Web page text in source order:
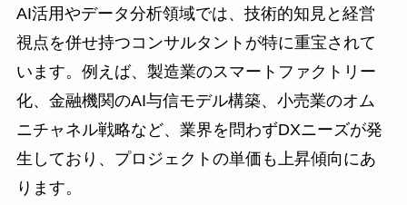
AI活用やデータ分析領域では、技術的知見と経営
視点を併せ持つコンサルタントが特に重宝されて
います。例えば、製造業のスマートファクトリー
化、金融機関のAI与信モデル構築、小売業のオム
ニチャネル戦略など、業界を問わずDXニーズが発
生しており、プロジェクトの単価も上昇傾向にあ
ります。